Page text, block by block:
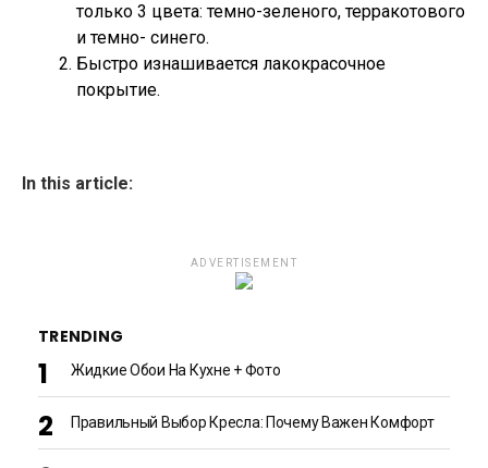
только 3 цвета: темно-зеленого, терракотового
и темно- синего.
Быстро изнашивается лакокрасочное
покрытие.
In this article:
ADVERTISEMENT
TRENDING
Жидкие Обои На Кухне + Фото
Правильный Выбор Кресла: Почему Важен Комфорт